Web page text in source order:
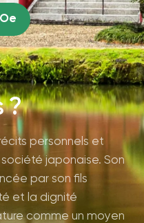
?
personnels et
japonaise. Son
par son fils
et la dignité
comme un moyen